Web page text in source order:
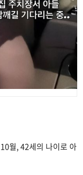
월, 42세의 나이로 아